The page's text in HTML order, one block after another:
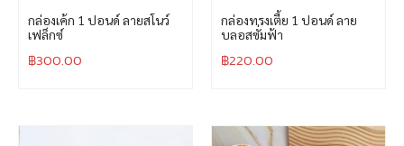
กล่องเค้ก 1 ปอนด์ ลายสโนว์
เฟล็กซ์
฿300.00
กล่องทรงเตี้ย 1 ปอนด์ ลาย
บลอสซั่มฟ้า
฿220.00